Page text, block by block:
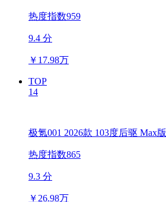
热度指数959
9.4 分
￥ 17.98万
TOP
14
极氪001 2026款 103度后驱 Max版
热度指数865
9.3 分
￥ 26.98万